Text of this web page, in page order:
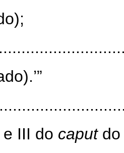
III do caput